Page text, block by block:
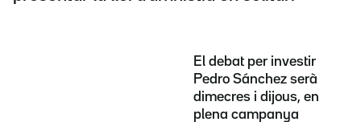
El debat per investir
Pedro Sánchez serà
dimecres i dijous, en
plena campanya